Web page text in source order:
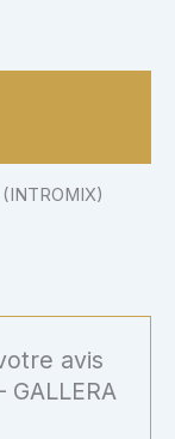
avis
GALLERA